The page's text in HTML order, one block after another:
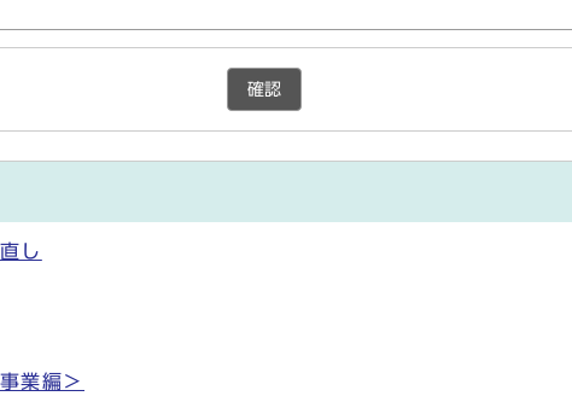
確認
し
業編＞